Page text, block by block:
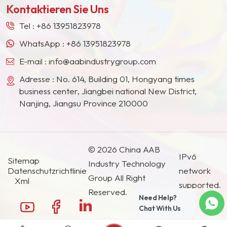
Südostasien, Japan, Südkorea und anderen
Ländern und Regionen geworden.
Kontaktieren Sie Uns
Tel : +86 13951823978
WhatsApp : +86 13951823978
E-mail : info@aabindustrygroup.com
Adresse : No. 614, Building 01, Hongyang times
business center, Jiangbei national New District,
Nanjing, Jiangsu Province 210000
Sitemap
Datenschutzrichtlinie
Xml
© 2026 China AAB
Industry Technology
Group All Right
Reserved.
IPv6
network
supported.
Need Help?
Chat With Us